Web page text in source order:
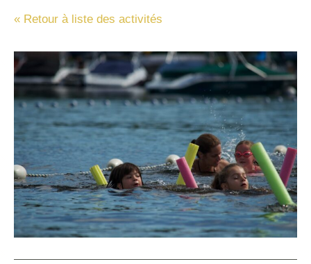
« Retour à liste des activités